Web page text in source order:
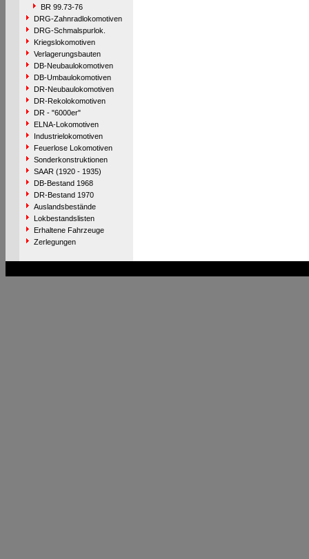
BR 99.73-76
DRG-Zahnradlokomotiven
DRG-Schmalspurlok.
Kriegslokomotiven
Verlagerungsbauten
DB-Neubaulokomotiven
DB-Umbaulokomotiven
DR-Neubaulokomotiven
DR-Rekolokomotiven
DR - "6000er"
ELNA-Lokomotiven
Industrielokomotiven
Feuerlose Lokomotiven
Sonderkonstruktionen
SAAR (1920 - 1935)
DB-Bestand 1968
DR-Bestand 1970
Auslandsbestände
Lokbestandslisten
Erhaltene Fahrzeuge
Zerlegungen